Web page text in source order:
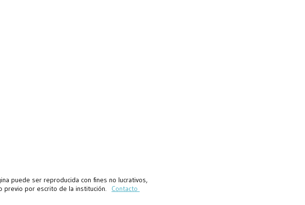
puede ser reproducida con fines no lucrativos,
previo por escrito de la institución. Contacto